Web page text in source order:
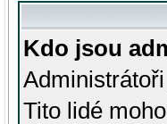
Kdo jsou
Tito lidé